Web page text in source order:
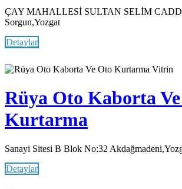
ÇAY MAHALLESİ SULTAN SELİM
Sorgun,Yozgat
Detaylar
Vitrin
Rüya Oto Kaborta
Kurtarma
Sanayi Sitesi B Blok No:32
Detaylar